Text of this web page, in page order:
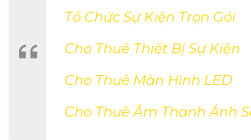
Tổ Chức Sự Kiện Trọn Gói
Cho Thuê Thiết Bị Sự Kiện
Cho Thuê Màn Hình LED
Cho Thuê Âm Thanh Ánh